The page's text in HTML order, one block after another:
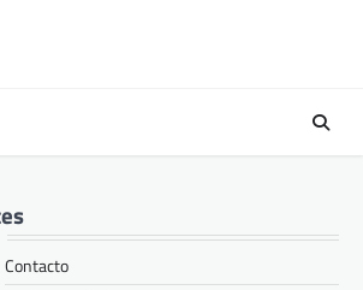
Contacto